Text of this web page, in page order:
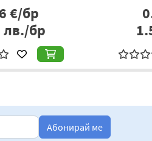
€/бр
лв./бр
Абонирай ме